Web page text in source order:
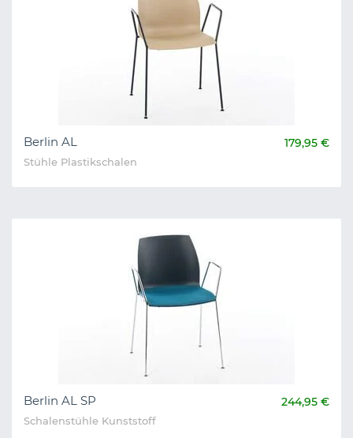
Berlin AL 179,95 €
Stühle Plastikschalen
Berlin AL SP 244,95 €
Schalenstühle Kunststoff